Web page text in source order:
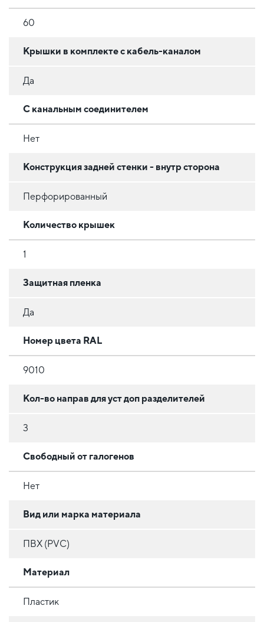
60
Крышки в комплекте с кабель-каналом
Да
С канальным соединителем
Нет
Конструкция задней стенки - внутр сторона
Перфорированный
Количество крышек
1
Защитная пленка
Да
Номер цвета RAL
9010
Кол-во направ для уст доп разделителей
3
Свободный от галогенов
Нет
Вид или марка материала
ПВХ (PVC)
Материал
Пластик